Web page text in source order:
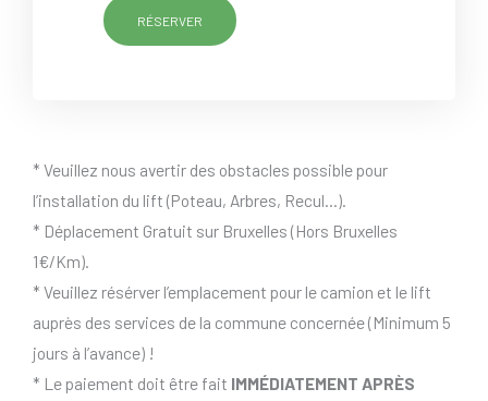
RÉSERVER
* Veuillez nous avertir des obstacles possible pour
l’installation du lift (Poteau, Arbres, Recul…).
* Déplacement Gratuit sur Bruxelles (Hors Bruxelles
1€/Km).
* Veuillez résérver l’emplacement pour le camion et le lift
auprès des services de la commune concernée (Minimum 5
jours à l’avance) !
* Le paiement doit être fait IMMÉDIATEMENT APRÈS